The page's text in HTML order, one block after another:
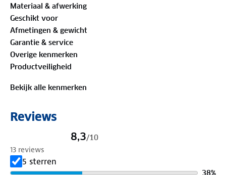
Materiaal & afwerking
Geschikt voor
Afmetingen & gewicht
Garantie & service
Overige kenmerken
Productveiligheid
Bekijk alle kenmerken
Reviews
8,3/10
13 reviews
5 sterren
38%